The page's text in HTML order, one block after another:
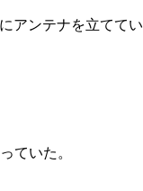
アンテナを立ててい
ていた。